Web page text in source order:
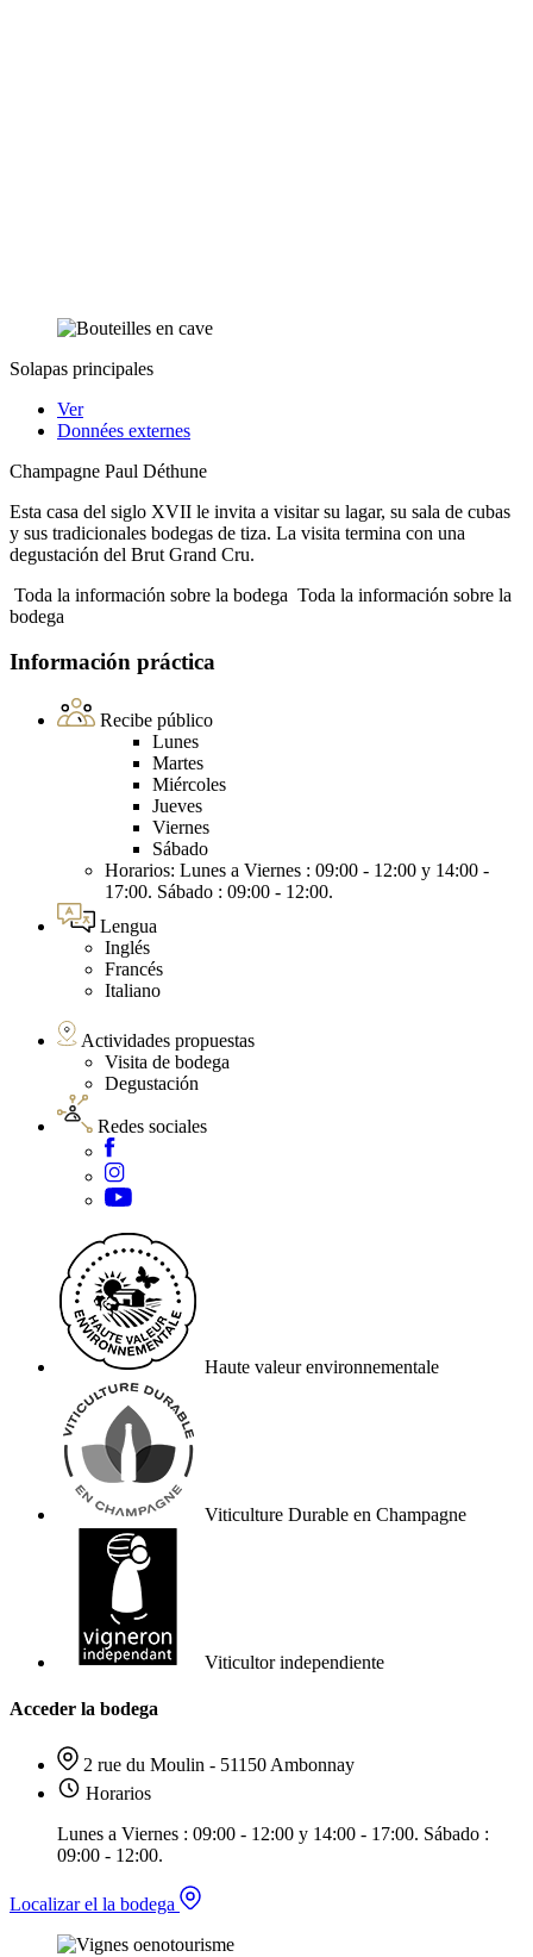
Solapas principales
Ver
Données externes
Champagne Paul Déthune
Esta casa del siglo XVII le invita a visitar su lagar, su sala de cubas
y sus tradicionales bodegas de tiza. La visita termina con una
degustación del Brut Grand Cru.
Toda la información sobre la bodega Toda la información sobre la
bodega
Información práctica
Recibe público
Lunes
Martes
Miércoles
Jueves
Viernes
Sábado
Horarios: Lunes a Viernes : 09:00 - 12:00 y 14:00 -
17:00. Sábado : 09:00 - 12:00.
Lengua
Inglés
Francés
Italiano
Actividades propuestas
Visita de bodega
Degustación
Redes sociales
Haute valeur environnementale
Viticulture Durable en Champagne
Viticultor independiente
Acceder la bodega
2 rue du Moulin - 51150 Ambonnay
Horarios
Lunes a Viernes : 09:00 - 12:00 y 14:00 - 17:00. Sábado :
09:00 - 12:00.
Localizar el la bodega